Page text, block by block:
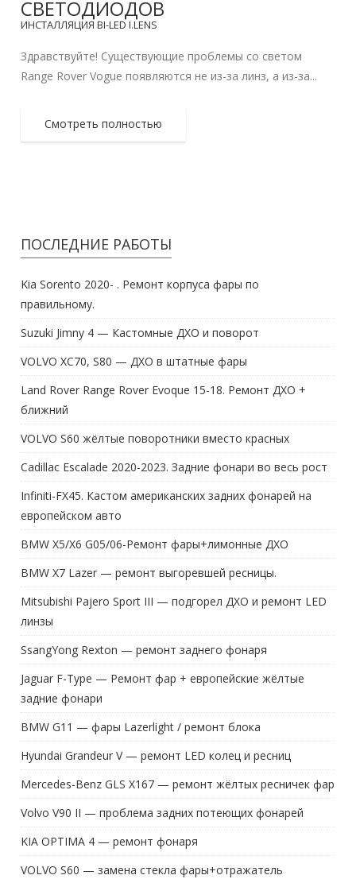
СВЕТОДИОДОВ
ИНСТАЛЛЯЦИЯ BI-LED I.LENS
Здравствуйте! Существующие проблемы со светом
Range Rover Vogue появляются не из-за линз, а из-за...
Смотреть полностью
ПОСЛЕДНИЕ РАБОТЫ
Kia Sorento 2020- . Ремонт корпуса фары по
правильному.
Suzuki Jimny 4 — Кастомные ДХО и поворот
VOLVO XC70, S80 — ДХО в штатные фары
Land Rover Range Rover Evoque 15-18. Ремонт ДХО +
ближний
VOLVO S60 жёлтые поворотники вместо красных
Cadillac Escalade 2020-2023. Задние фонари во весь рост
Infiniti-FX45. Кастом американских задних фонарей на
европейском авто
BMW X5/X6 G05/06-Ремонт фары+лимонные ДХО
BMW X7 Lazer — ремонт выгоревшей ресницы.
Mitsubishi Pajero Sport III — подгорел ДХО и ремонт LED
линзы
SsangYong Rexton — ремонт заднего фонаря
Jaguar F-Type — Ремонт фар + европейские жёлтые
задние фонари
BMW G11 — фары Lazerlight / ремонт блока
Hyundai Grandeur V — ремонт LED колец и ресниц
Mercedes-Benz GLS X167 — ремонт жёлтых ресничек фар
Volvo V90 II — проблема задних потеющих фонарей
KIA OPTIMA 4 — ремонт фонаря
VOLVO S60 — замена стекла фары+отражатель